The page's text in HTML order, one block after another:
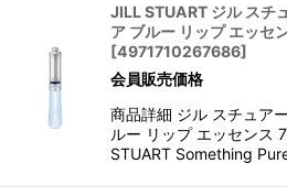
JILL STUART ジル スチ
ア ブルー リップ エッセ
[4971710267686]
会員販売価格
商品詳細 ジル スチュア
ルー リップ エッセンス
STUART Something